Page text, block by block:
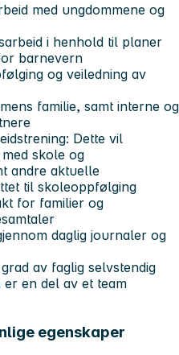
med ungdommene og
i henhold til planer
barnevern
og veiledning av
familie, samt interne og
Dette vil
skole og
andre aktuelle
til skoleoppfølging
for familier og
daglig journaler og
av faglig selvstendig
er en del av et team
egenskaper